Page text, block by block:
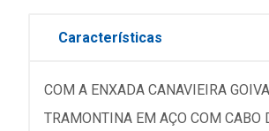
Características
COM A ENXADA CANAVIEIRA
TRAMONTINA EM AÇO COM CABO